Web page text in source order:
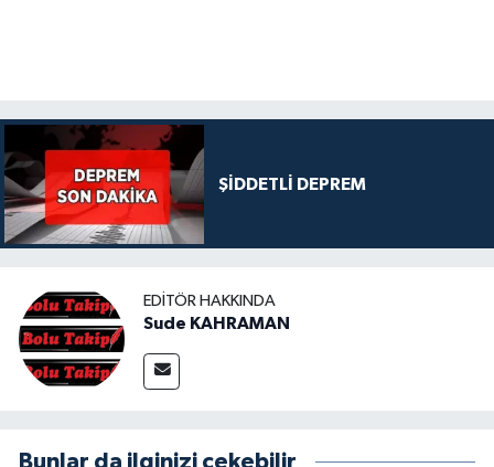
ŞİDDETLİ DEPREM
EDITÖR HAKKINDA
Sude KAHRAMAN